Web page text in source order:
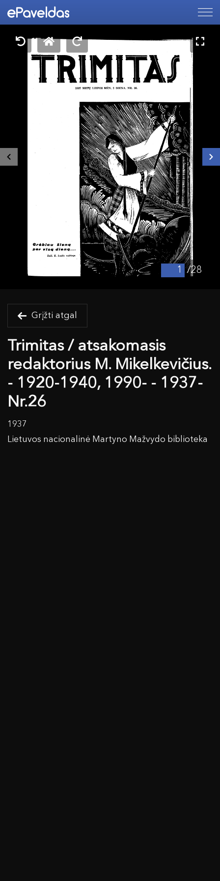
/28
Grįžti atgal
Trimitas / atsakomasis
redaktorius M. Mikelkevičius.
- 1920-1940, 1990- - 1937-
Nr.26
1937
Lietuvos nacionalinė Martyno Mažvydo biblioteka